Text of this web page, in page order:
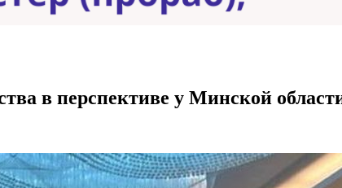
в перспективе у Минской